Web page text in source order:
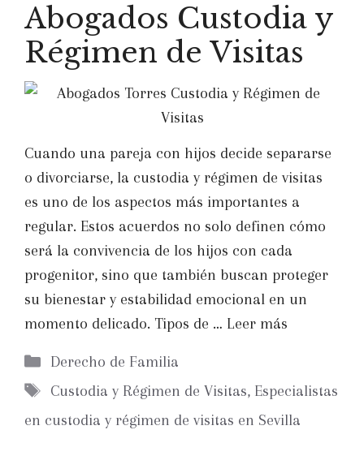
Abogados Custodia y
Régimen de Visitas
Cuando una pareja con hijos decide separarse
o divorciarse, la custodia y régimen de visitas
es uno de los aspectos más importantes a
regular. Estos acuerdos no solo definen cómo
será la convivencia de los hijos con cada
progenitor, sino que también buscan proteger
su bienestar y estabilidad emocional en un
momento delicado. Tipos de … Leer más
Categorías
Derecho de Familia
Etiquetas
Custodia y Régimen de Visitas, Especialistas
en custodia y régimen de visitas en Sevilla